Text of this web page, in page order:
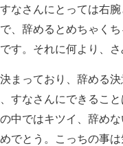
門サイト
の最前線
なさんにとっては右
、辞めるとめちゃく
す。それに何より、
まっており、辞める決
すなさんにできるこ
中ではキツイ、辞めな
でとう。こっちの事